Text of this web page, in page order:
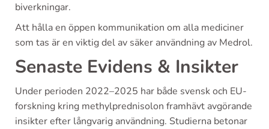
biverkningar.
Att hålla en öppen kommunikation om alla mediciner
som tas är en viktig del av säker användning av Medrol.
Senaste Evidens & Insikter
Under perioden 2022–2025 har både svensk och EU-
forskning kring methylprednisolon framhävt avgörande
insikter efter långvarig användning. Studierna betonar